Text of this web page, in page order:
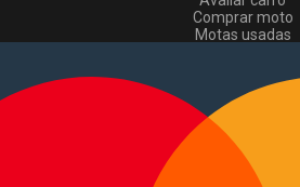
Comprar moto
Motas usadas
Comerciais usados
Vender comerciais
Informações
Como comprar e
Pacotes de